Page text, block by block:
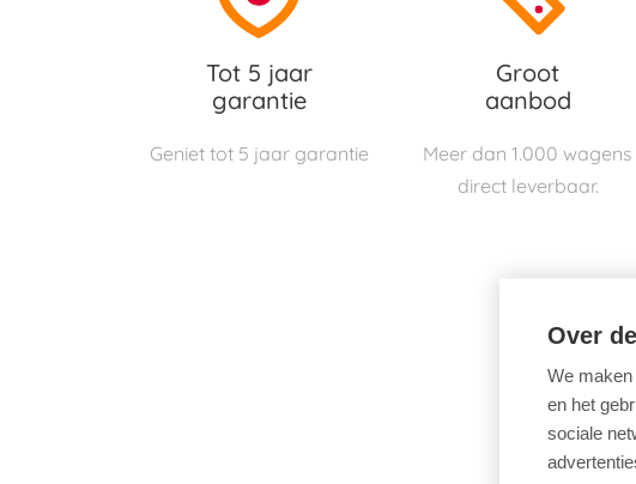
Tot 5 jaar
garantie
Geniet tot 5 jaar garantie
Groot
aanbod
Meer dan 1.000 wagens
direct leverbaar.
Over
We
en het
sociale